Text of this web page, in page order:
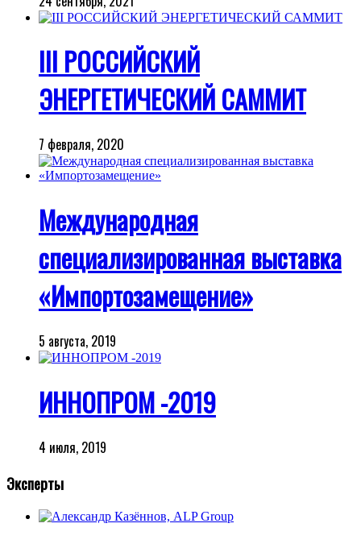
III РОССИЙСКИЙ
ЭНЕРГЕТИЧЕСКИЙ САММИТ
7 февраля, 2020
Международная
специализированная выставка
«Импортозамещение»
5 августа, 2019
ИННОПРОМ -2019
4 июля, 2019
Эксперты